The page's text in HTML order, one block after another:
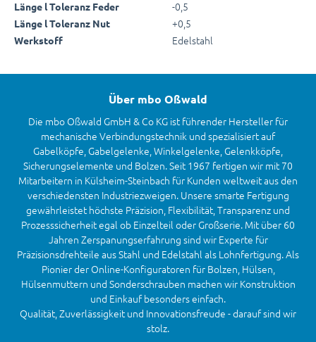
Länge l Toleranz Feder -0,5
Länge l Toleranz Nut +0,5
Werkstoff Edelstahl
Über mbo Oßwald
Die mbo Oßwald GmbH & Co KG ist führender Hersteller für
mechanische Verbindungstechnik und spezialisiert auf
Gabelköpfe, Gabelgelenke, Winkelgelenke, Gelenkköpfe,
Sicherungselemente und Bolzen. Seit 1967 fertigen wir mit 70
Mitarbeitern in Külsheim-Steinbach für Kunden weltweit aus den
verschiedensten Industriezweigen. Unsere smarte Fertigung
gewährleistet höchste Präzision, Flexibilität, Transparenz und
Prozesssicherheit egal ob Einzelteil oder Großserie. Mit über 60
Jahren Zerspanungserfahrung sind wir Experte für
Präzisionsdrehteile aus Stahl und Edelstahl als Lohnfertigung. Als
Pionier der Online-Konfiguratoren für Bolzen, Hülsen,
Hülsenmuttern und Sonderschrauben machen wir Konstruktion
und Einkauf besonders einfach.
Qualität, Zuverlässigkeit und Innovationsfreude - darauf sind wir
stolz.